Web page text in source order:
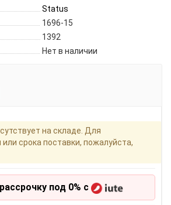
Status
1696-15
1392
Нет в наличии
на складе. Для
срока поставки, пожалуйста,
под 0% с